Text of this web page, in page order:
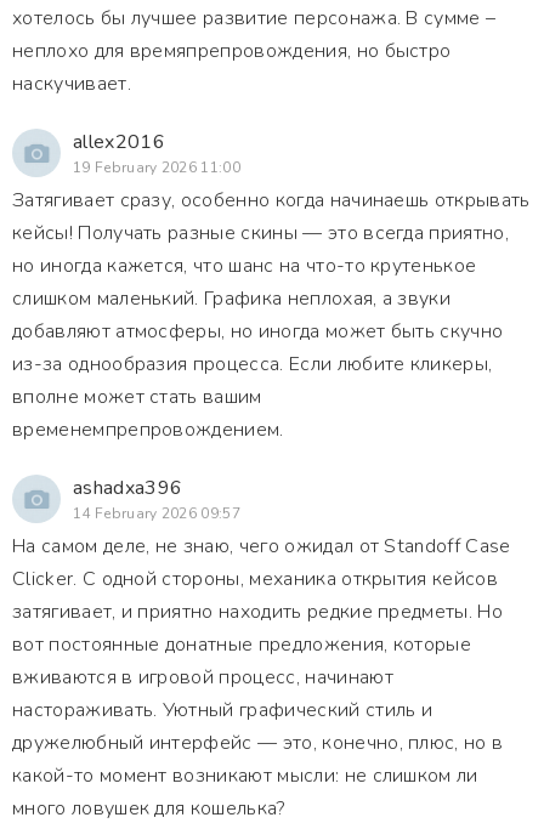
хотелось бы лучшее развитие персонажа. В сумме –
неплохо для времяпрепровождения, но быстро
наскучивает.
allex2016
19 February 2026 11:00
Затягивает сразу, особенно когда начинаешь открывать
кейсы! Получать разные скины — это всегда приятно,
но иногда кажется, что шанс на что-то крутенькое
слишком маленький. Графика неплохая, а звуки
добавляют атмосферы, но иногда может быть скучно
из-за однообразия процесса. Если любите кликеры,
вполне может стать вашим
временемпрепровождением.
ashadxa396
14 February 2026 09:57
На самом деле, не знаю, чего ожидал от Standoff Case
Clicker. С одной стороны, механика открытия кейсов
затягивает, и приятно находить редкие предметы. Но
вот постоянные донатные предложения, которые
вживаются в игровой процесс, начинают
настораживать. Уютный графический стиль и
дружелюбный интерфейс — это, конечно, плюс, но в
какой-то момент возникают мысли: не слишком ли
много ловушек для кошелька?